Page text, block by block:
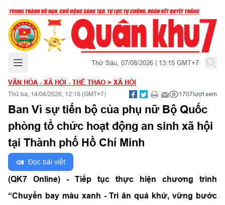
Mở menu chính Thứ Sáu, 07/08/2026 | 13:15 GMT+7
VĂN HÓA - XÃ HỘI - THỂ THAO > XÃ HỘI
Thứ ba, 14/04/2026, 12:18 (GMT+7) 1707lượt xem
Ban Vì sự tiến bộ của phụ nữ Bộ Quốc
phòng tổ chức hoạt động an sinh xã hội
tại Thành phố Hồ Chí Minh
Đọc bài viết
(QK7 Online) - Tiếp tục thực hiện chương trình
“Chuyến bay màu xanh - Tri ân quá khứ, vững bước